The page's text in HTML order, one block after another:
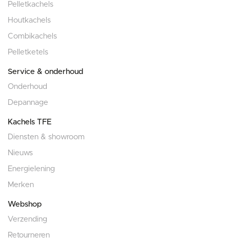
Pelletkachels
Houtkachels
Combikachels
Pelletketels
Service & onderhoud
Onderhoud
Depannage
Kachels TFE
Diensten & showroom
Nieuws
Energielening
Merken
Webshop
Verzending
Retourneren